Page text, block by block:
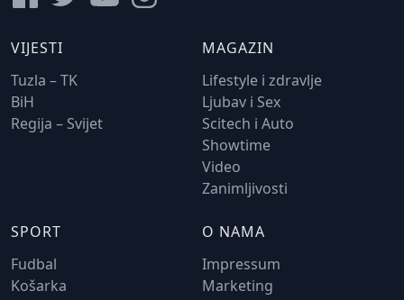
VIJESTI
Tuzla – TK
BiH
Regija – Svijet
MAGAZIN
Lifestyle i zdravlje
Ljubav i Sex
Scitech i Auto
Showtime
Video
Zanimljivosti
SPORT
Fudbal
Košarka
O NAMA
Impressum
Marketing